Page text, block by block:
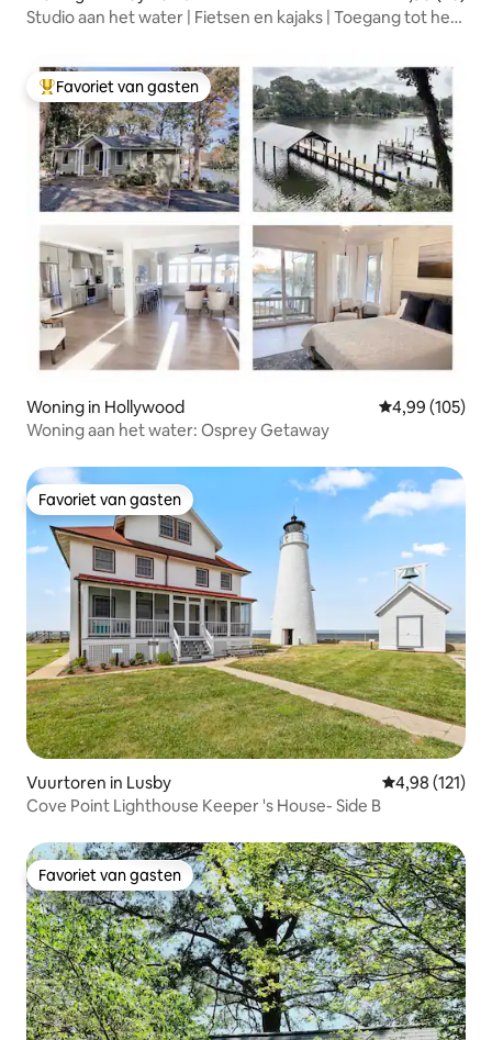
Studio aan het water | Fietsen en kajaks | Toegang tot het
Topfavoriet van gasten
Favoriet van gasten
Woning in Hollywood Gemiddelde
4,99 (105)
Woning aan het water: Osprey Getaway
Favoriet van gasten
Favoriet van gasten
Vuurtoren in Lusby Gemiddelde
4,98 (121)
Cove Point Lighthouse Keeper 's House- Side B
Favoriet van gasten
Favoriet van gasten